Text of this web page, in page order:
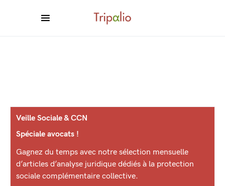
Veille Sociale & CCN
Spéciale avocats !
Gagnez du temps avec notre sélection mensuelle
d’articles d’analyse juridique dédiés à la protection
sociale complémentaire collective.